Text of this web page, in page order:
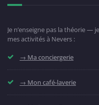
Je n’enseigne pas la théorie —
mes activités à Nevers :
→ Ma conciergerie
→ Mon café-laverie